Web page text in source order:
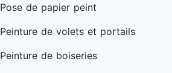
Pose de papier peint
Peinture de volets et portails
Peinture de boiseries